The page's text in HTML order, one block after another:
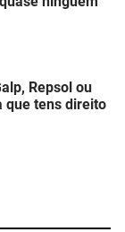
Repsol ou
que tens direito